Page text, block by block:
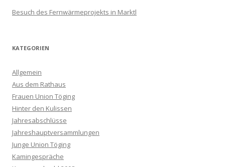
Besuch des Fernwärmeprojekts in Marktl
KATEGORIEN
Allgemein
Aus dem Rathaus
Frauen Union Töging
Hinter den Kulissen
Jahresabschlüsse
Jahreshauptversammlungen
Junge Union Töging
Kamingespräche